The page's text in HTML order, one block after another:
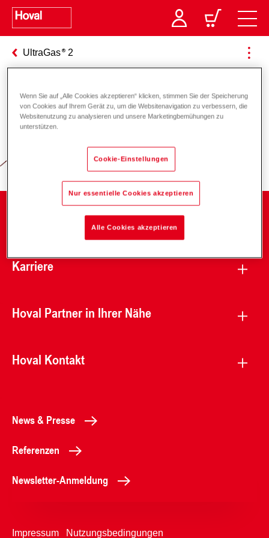
UltraGas 2
Verantwortung für Energie und
Karriere
Hoval Partner in Ihrer Nähe
Hoval Kontakt
News & Presse
Referenzen
Newsletter-Anmeldung
Impressum Nutzungsbedingungen
Wenn Sie auf „Alle Cookies akzeptieren“ klicken, stimmen Sie der Speicherung
von Cookies auf Ihrem Gerät zu, um die Websitenavigation zu verbessern, die
Websitenutzung zu analysieren und unsere Marketingbemühungen zu
unterstützen.
Cookie-Einstellungen
Nur essentielle Cookies akzeptieren
Alle Cookies akzeptieren